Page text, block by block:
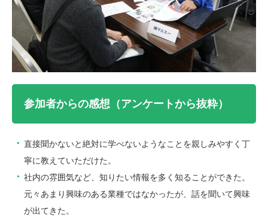
参加者からの感想（アンケートから抜粋）
直接聞かないと絶対に学べないようなことを親しみやすく丁
寧に教えていただけた。
社内の雰囲気など、知りたい情報を多く知ることができた。
元々あまり興味のある業種ではなかったが、話を聞いて興味
が出てきた。